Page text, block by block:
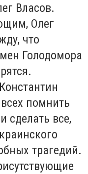
Власов.
Олег
что
Голодомора
помнить
сделать все,
трагедий.